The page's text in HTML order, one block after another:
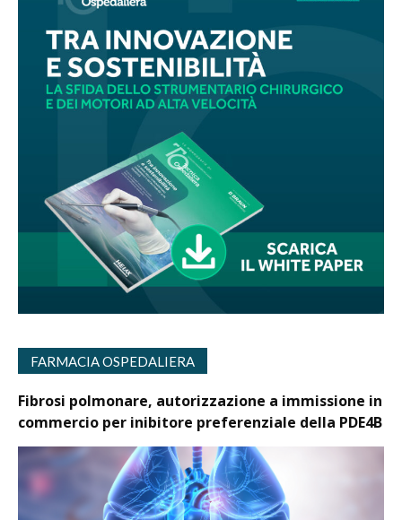
FARMACIA OSPEDALIERA
Fibrosi polmonare, autorizzazione a immissione in
commercio per inibitore preferenziale della PDE4B